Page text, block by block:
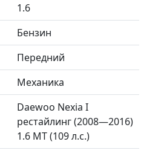
1.6
Бензин
Передний
Механика
Daewoo Nexia I
рестайлинг (2008—2016)
1.6 MT (109 л.с.)